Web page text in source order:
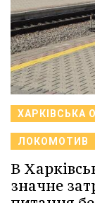
ХАРКІВСЬКА
ЛОКОМОТИВ
В
значне